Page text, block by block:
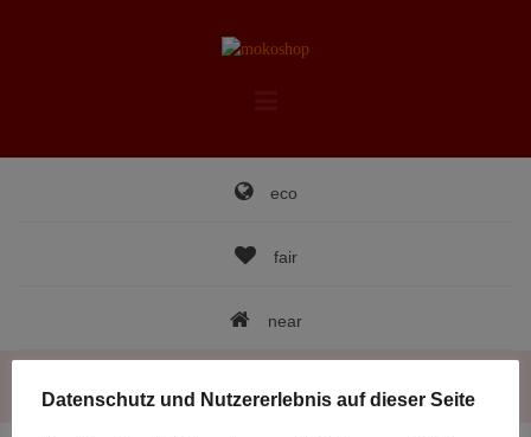
eco
fair
near
Datenschutz und Nutzererlebnis auf dieser Seite